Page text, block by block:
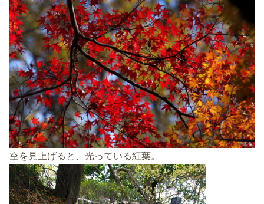
空を見上げると、光っている紅葉。